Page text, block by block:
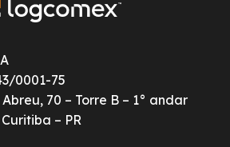
0001-75
70 – Torre B – 1° andar
– PR